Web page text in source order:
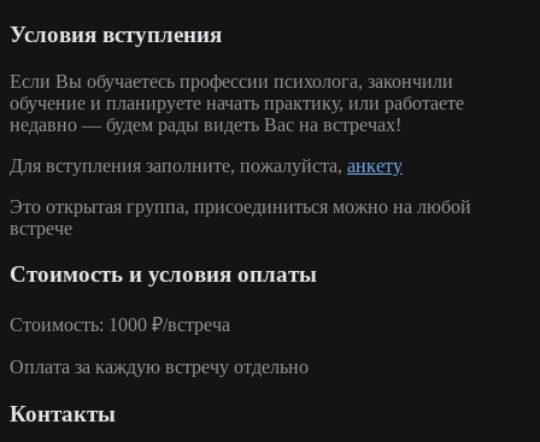
Условия вступления
Если Вы обучаетесь профессии психолога, закончили
обучение и планируете начать практику, или работаете
недавно — будем рады видеть Вас на встречах!
Для вступления заполните, пожалуйста, анкету
Это открытая группа, присоединиться можно на любой
встрече
Стоимость и условия оплаты
Стоимость: 1000 ₽/встреча
Оплата за каждую встречу отдельно
Контакты